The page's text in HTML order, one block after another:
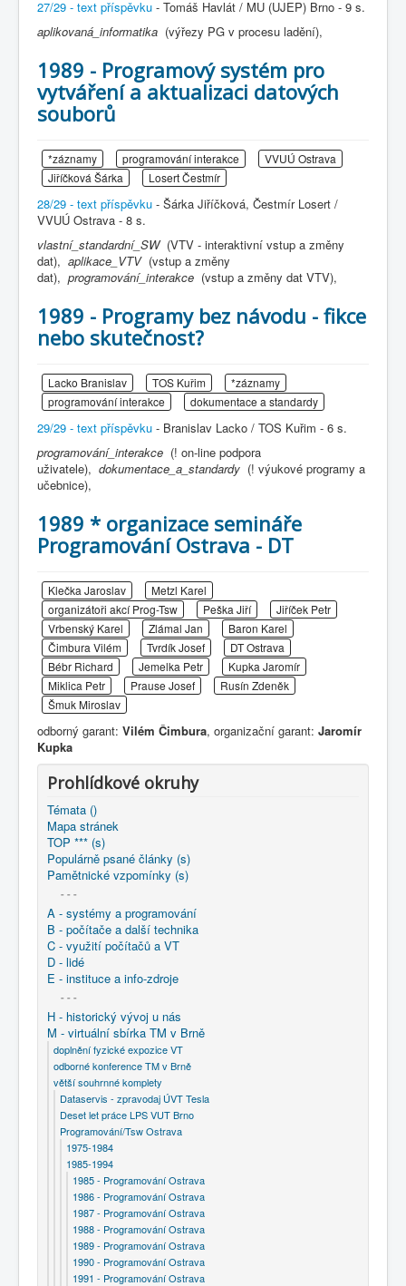
27/29 - text příspěvku - Tomáš Havlát / MU (UJEP) Brno - 9 s.
aplikovaná_informatika (výřezy PG v procesu ladění),
1989 - Programový systém pro
vytváření a aktualizaci datových
souborů
*záznamy programování interakce
VVUÚ Ostrava
Jiříčková Šárka
Losert Čestmír
28/29 - text příspěvku - Šárka Jiříčková, Čestmír Losert /
VVUÚ Ostrava - 8 s.
vlastní_standardní_SW (VTV - interaktivní vstup a změny
dat), aplikace_VTV (vstup a změny
dat), programování_interakce (vstup a změny dat VTV),
1989 - Programy bez návodu - fikce
nebo skutečnost?
Lacko Branislav TOS Kuřim
*záznamy
programování interakce
dokumentace a standardy
29/29 - text příspěvku - Branislav Lacko / TOS Kuřim - 6 s.
programování_interakce (! on-line podpora
uživatele), dokumentace_a_standardy (! výukové programy a
učebnice),
1989 * organizace semináře
Programování Ostrava - DT
Klečka Jaroslav
Metzl Karel
organizátoři akcí Prog-Tsw
Peška Jiří
Jiříček Petr
Vrbenský Karel
Zlámal Jan
Baron Karel
Čimbura Vilém
Tvrdík Josef
DT Ostrava
Bébr Richard
Jemelka Petr
Kupka Jaromír
Miklica Petr
Prause Josef
Rusín Zdeněk
Šmuk Miroslav
odborný garant: Vilém Čimbura, organizační garant: Jaromír
Kupka
Prohlídkové okruhy
Témata ()
Mapa stránek
TOP *** (s)
Populárně psané články (s)
Pamětnické vzpomínky (s)
- - -
A - systémy a programování
B - počítače a další technika
C - využití počítačů a VT
D - lidé
E - instituce a info-zdroje
- - -
H - historický vývoj u nás
M - virtuální sbírka TM v Brně
doplnění fyzické expozice VT
odborné konference TM v Brně
větší souhrnné komplety
Dataservis - zpravodaj ÚVT Tesla
Deset let práce LPS VUT Brno
Programování/Tsw Ostrava
1975-1984
1985-1994
1985 - Programování Ostrava
1986 - Programování Ostrava
1987 - Programování Ostrava
1988 - Programování Ostrava
1989 - Programování Ostrava
1990 - Programování Ostrava
1991 - Programování Ostrava